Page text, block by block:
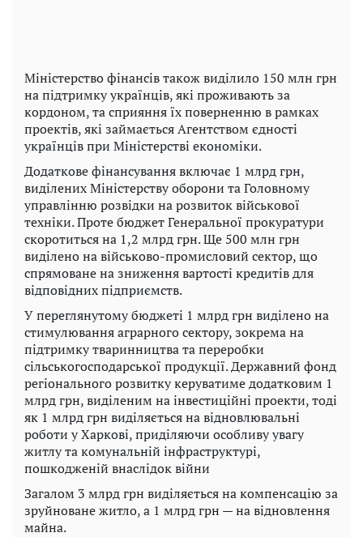
Міністерство фінансів також виділило 150 млн грн
на підтримку українців, які проживають за
кордоном, та сприяння їх поверненню в рамках
проектів, які займається Агентством єдності
українців при Міністерстві економіки.
Додаткове фінансування включає 1 млрд грн,
виділених Міністерству оборони та Головному
управлінню розвідки на розвиток військової
техніки. Проте бюджет Генеральної прокуратури
скоротиться на 1,2 млрд грн. Ще 500 млн грн
виділено на військово-промисловий сектор, що
спрямоване на зниження вартості кредитів для
відповідних підприємств.
У переглянутому бюджеті 1 млрд грн виділено на
стимулювання аграрного сектору, зокрема на
підтримку тваринництва та переробки
сільськогосподарської продукції. Державний фонд
регіонального розвитку керуватиме додатковим 1
млрд грн, виділеним на інвестиційні проекти, тоді
як 1 млрд грн виділяється на відновлювальні
роботи у Харкові, приділяючи особливу увагу
житлу та комунальній інфраструктурі,
пошкодженій внаслідок війни
Загалом 3 млрд грн виділяється на компенсацію за
зруйноване житло, а 1 млрд грн — на відновлення
майна.